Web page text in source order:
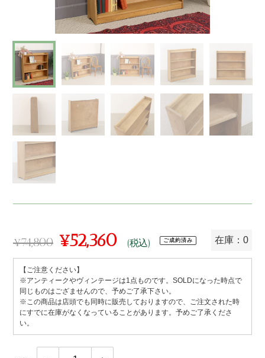
常
価
格
¥74,800
売
価
格
¥52,360 (税込) ご成約済み 在庫：0
【ご注意ください】
※アンティークやヴィンテージは1点ものです。SOLDになった時点で
同じものはござませんので、予めご了承下さい。
※この商品は店頭でも同時に販売しておりますので、ご注文された時
にすでに在庫がなくなっていることがあります。予めご了承くださ
い。